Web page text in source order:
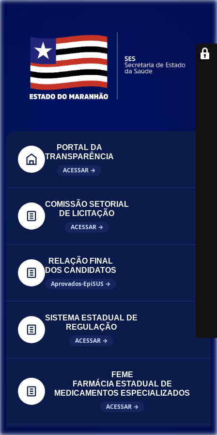
PORTAL DA
TRANSPARÊNCIA
ACESSAR →
COMISSÃO SETORIAL
DE LICITAÇÃO
ACESSAR →
RELAÇÃO FINAL
DOS CANDIDATOS
Aprovados-EpiSUS →
SISTEMA ESTADUAL DE
REGULAÇÃO
ACESSAR →
FEME
FARMÁCIA ESTADUAL DE
MEDICAMENTOS ESPECIALIZADOS
ACESSAR →